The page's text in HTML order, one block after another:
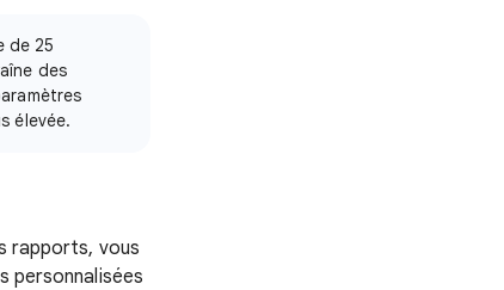
de 25
des
élevée.
rapports, vous
personnalisées